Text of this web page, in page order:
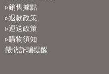
▹銷售據點
▹退款政策
▹運送政策
▹購物須知
嚴防詐騙提醒